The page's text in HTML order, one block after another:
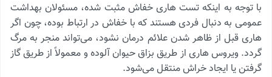
با توجه به اینکه تست هاری خفاش مثبت شده، مسئولان بهداشت
عمومی به دنبال فردی هستند که با خفاش در ارتباط بوده، چون اگر
هاری قبل از ظاهر شدن علائم درمان نشود، می‌تواند منجر به مرگ
گردد. ویروس هاری از طریق بزاق حیوان آلوده و معمولاً از طریق گاز
گرفتن یا ایجاد خراش منتقل می‌شود.